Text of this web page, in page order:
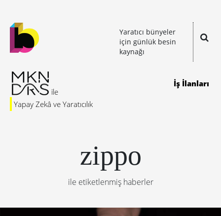
Yaratıcı bünyeler
için günlük besin
kaynağı
Yapay Zekâ ve Yaratıcılık
İş İlanları
zippo
ile etiketlenmiş haberler